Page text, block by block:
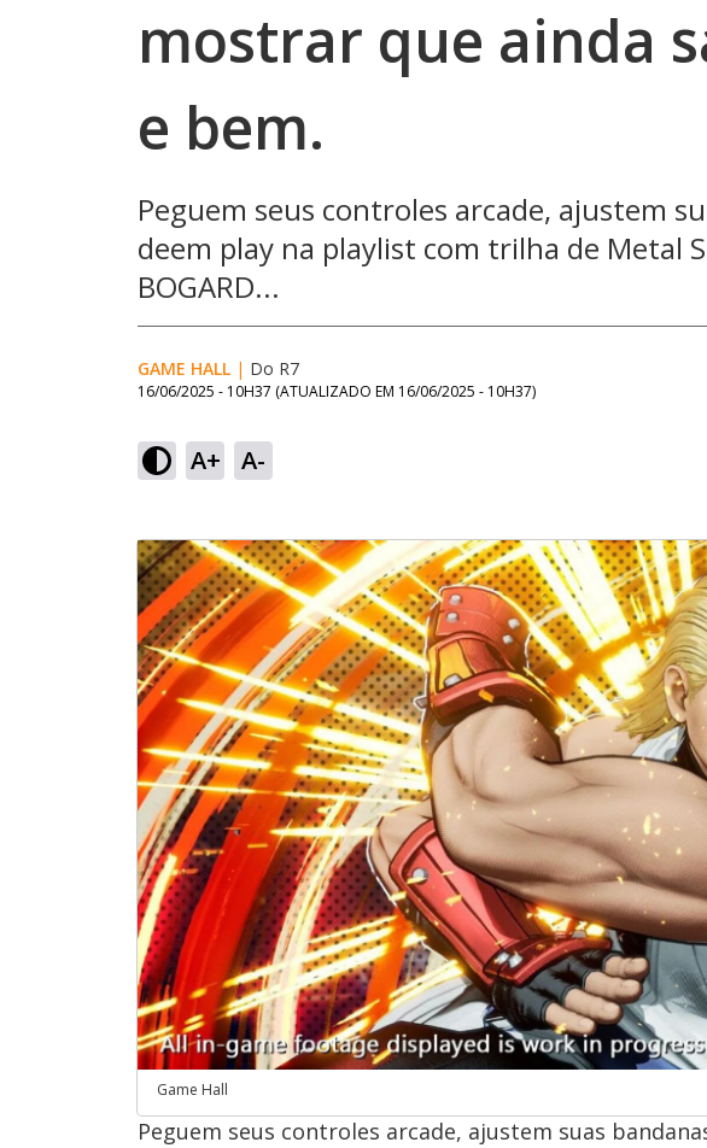
mostrar que ainda
e bem.
Peguem seus controles arcade, ajustem
deem play na playlist com trilha de Metal
BOGARD...
GAME HALL | Do R7
16/06/2025 - 10H37 (ATUALIZADO EM 16/06/2025 - 10H37)
A+ A-
Game Hall
Peguem seus controles arcade, ajustem suas